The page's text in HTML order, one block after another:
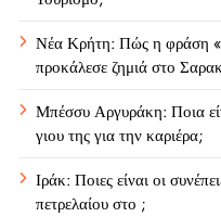
Νέα Κρήτη: Πώς η φράση
προκάλεσε ζημιά στο
Μπέσσυ Αργυράκη: Ποια
γιου της για την καριέρα;
Ιράκ: Ποιες είναι οι
πετρελαίου στο ;